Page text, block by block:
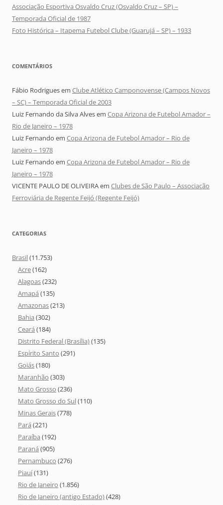
Associação Esportiva Osvaldo Cruz (Osvaldo Cruz – SP) –
Temporada Oficial de 1987
Foto Histórica – Itapema Futebol Clube (Guarujá – SP) – 1933
COMENTÁRIOS
Fábio Rodriguesem Clube Atlético Camponovense (Campos Novos
– SC) – Temporada Oficial de 2003
Luiz Fernando da Silva Alvesem Copa Arizona de Futebol Amador –
Rio de Janeiro – 1978
Luiz Fernando em Copa Arizona de Futebol Amador – Rio de
Janeiro – 1978
Luiz Fernando em Copa Arizona de Futebol Amador – Rio de
Janeiro – 1978
VICENTE PAULO DE OLIVEIRAem Clubes de São Paulo – Associação
Ferroviária de Regente Feijó (Regente Feijó)
CATEGORIAS
Brasil(11.753)
Acre(162)
Alagoas(232)
Amapá (135)
Amazonas(213)
Bahia (302)
Ceará (184)
Distrito Federal (Brasília)(135)
Espírito Santo (291)
Goiás(180)
Maranhão (303)
Mato Grosso (236)
Mato Grosso do Sul(110)
Minas Gerais(778)
Pará (221)
Paraíba (192)
Paraná (905)
Pernambuco (276)
Piauí(131)
Rio de Janeiro (1.856)
Rio de Janeiro (antigo Estado)(428)